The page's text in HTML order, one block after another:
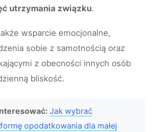
utrzymania związku.
wsparcie emocjonalne,
sobie z samotnością oraz
z obecności innych osób
bliskość.
Jak wybrać
opodatkowania dla małej